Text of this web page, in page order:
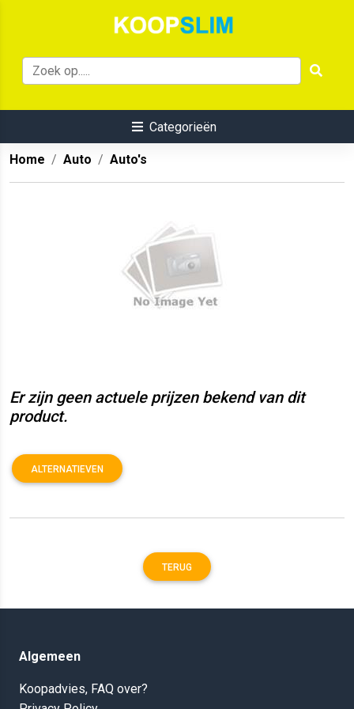
Categorieën
Home Auto Auto's
Er zijn geen actuele prijzen bekend van dit
product.
ALTERNATIEVEN
TERUG
Algemeen
Koopadvies, FAQ over?